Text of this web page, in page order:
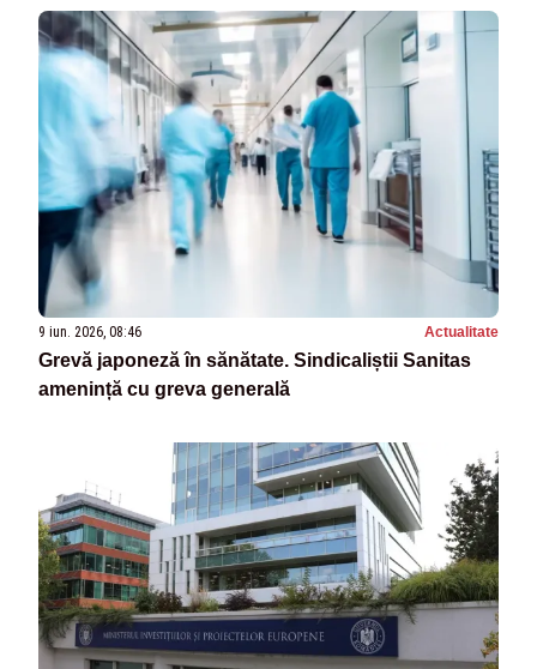
9 iun. 2026, 08:46 Actualitate
Grevă japoneză în sănătate. Sindicaliștii Sanitas
amenință cu greva generală